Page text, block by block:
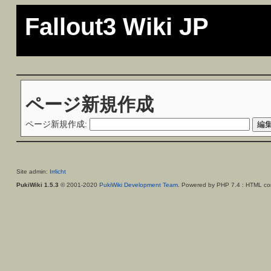
Fallout3 Wiki JP
ページ新規作成
ページ新規作成:
Site admin: Irrlicht
PukiWiki 1.5.3 © 2001-2020 PukiWiki Development Team. Powered by PHP 7.4 : HTML